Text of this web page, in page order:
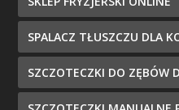
SPALACZ TŁUSZCZU DLA
SZCZOTECZKI DO ZĘBÓW